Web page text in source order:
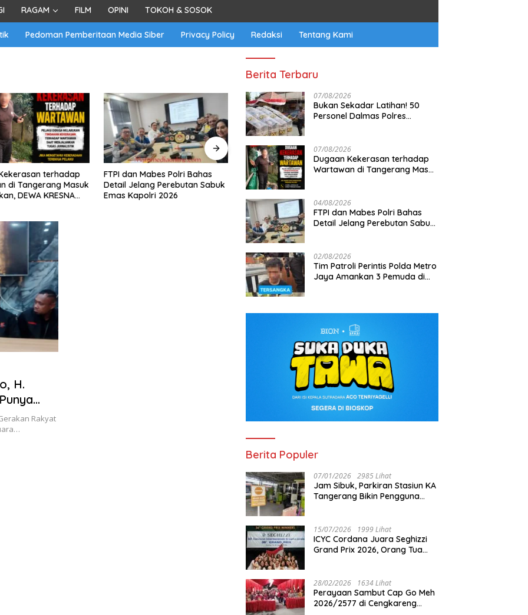
RAGAM FILM OPINI TOKOH & SOSOK
Pedoman Pemberitaan Media Siber Privacy Policy Redaksi Tentang Kami
Polri Bahas
Perebutan Sabuk
2026
Tim Patroli Perintis Polda Metro
Jaya Amankan 3 Pemuda di
Jalan I Gusti Ngurah Rai,
Tak Bisa Ditembus Kendaraan,
Prajurit TNI Habema Jalan Kaki
Pedalaman Papua
Kapolsek Tambora Pimpin
H.
Rakyat
Berita Terbaru
07/08/2026
Bukan Sekadar Latihan! 50
Personel Dalmas Polres
07/08/2026
Dugaan Kekerasan terhadap
Wartawan di Tangerang Masuk
04/08/2026
FTPI dan Mabes Polri Bahas
Detail Jelang Perebutan Sabuk
02/08/2026
Tim Patroli Perintis Polda Metro
Jaya Amankan 3 Pemuda di
Berita Populer
07/01/2026 2985 Lihat
Jam Sibuk, Parkiran Stasiun KA
Tangerang Bikin Pengguna
15/07/2026 1999 Lihat
ICYC Cordana Juara Seghizzi
Grand Prix 2026, Orang Tua
Indonesia
28/02/2026 1634 Lihat
Perayaan Sambut Cap Go Meh
2026/2577 di Cengkareng